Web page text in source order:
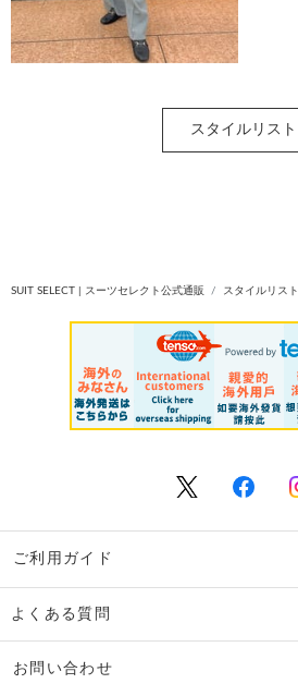
スタイルリスト
SUIT SELECT | スーツセレクト公式通販 スタイルリスト
ご利用ガイド
よくある質問
お問い合わせ